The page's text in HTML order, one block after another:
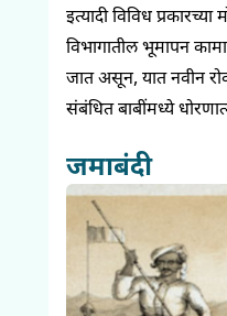
इत्यादी विविध
विभागातील भूमापन
जात असून, यात नवीन
संबंधित बाबींमध्ये
जमाबंदी